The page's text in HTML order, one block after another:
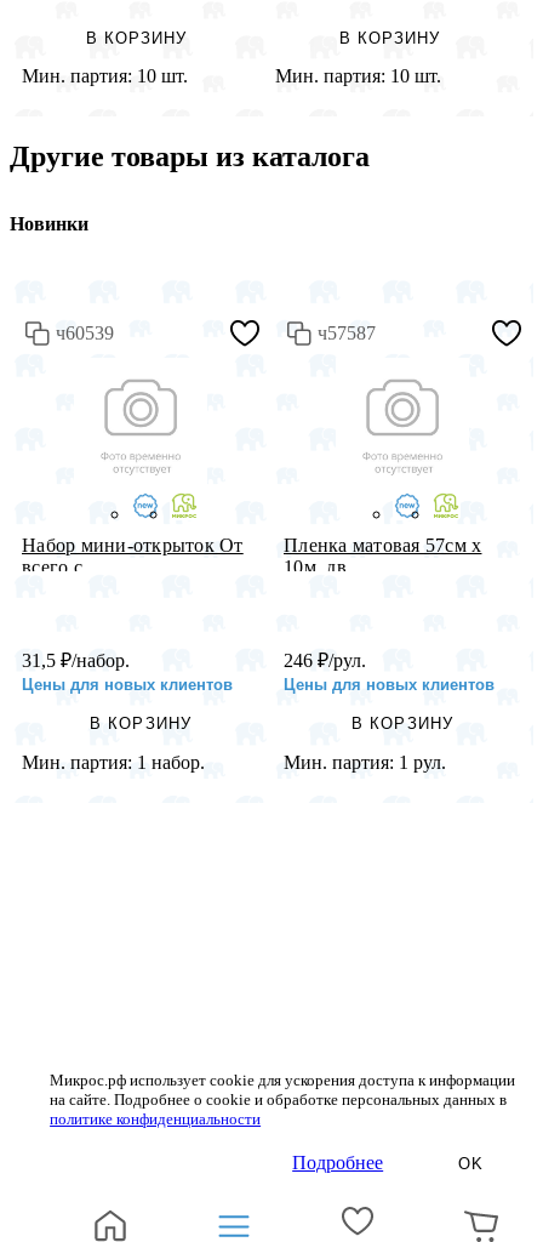
В КОРЗИНУ
Мин. партия: 10 шт.
В КОРЗИНУ
Мин. партия: 10 шт.
Другие товары из каталога
Новинки
ч60539
Набор мини-открыток От
всего с...
31,5 ₽/набор.
Цены для новых клиентов
В КОРЗИНУ
Мин. партия: 1 набор.
ч57587
Пленка матовая 57см х
10м, дв...
246 ₽/рул.
Цены для новых клиентов
В КОРЗИНУ
Мин. партия: 1 рул.
Микрос.рф использует cookie для ускорения доступа к информации
на сайте. Подробнее о cookie и обработке персональных данных в
политике конфиденциальности
Подробнее OK